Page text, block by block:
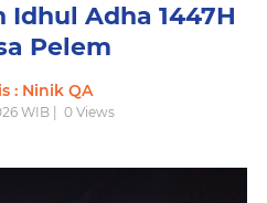
Adha 1447H
Pelem
: Ninik QA
WIB | 0 Views